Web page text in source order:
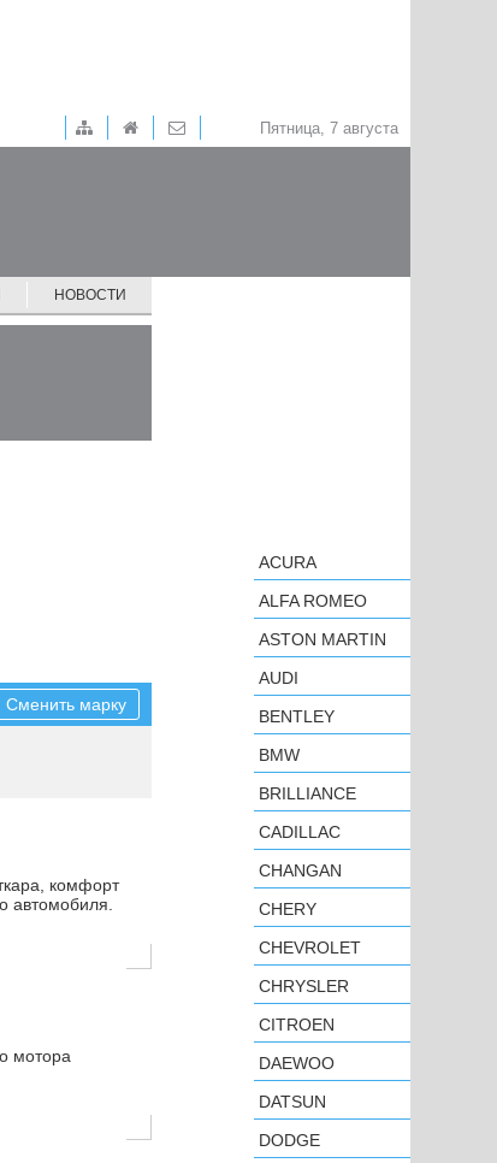
Пятница, 7 августа
НОВОСТИ
Сменить марку
комфорт
автомобиля.
мотора
ACURA
ALFA ROMEO
ASTON MARTIN
AUDI
BENTLEY
BMW
BRILLIANCE
CADILLAC
CHANGAN
CHERY
CHEVROLET
CHRYSLER
CITROEN
DAEWOO
DATSUN
DODGE